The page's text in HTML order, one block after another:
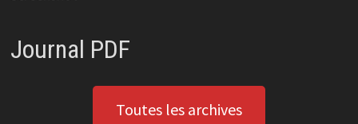
Journal PDF
Toutes les archives